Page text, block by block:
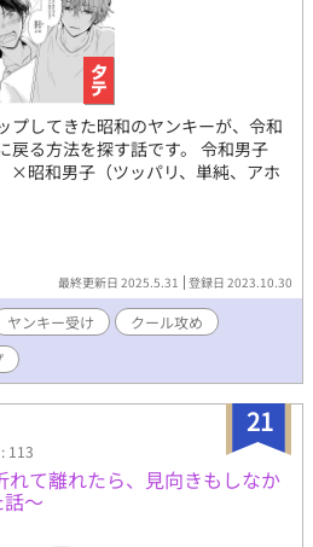
プしてきた昭和のヤンキーが、令和
戻る方法を探す話です。 令和男子
×昭和男子（ツッパリ、単純、アホ
最終更新日 2025.5.31 登録日 2023.10.30
ヤンキー受け
クール攻め
21
113
れて離れたら、見向きもしなか
～